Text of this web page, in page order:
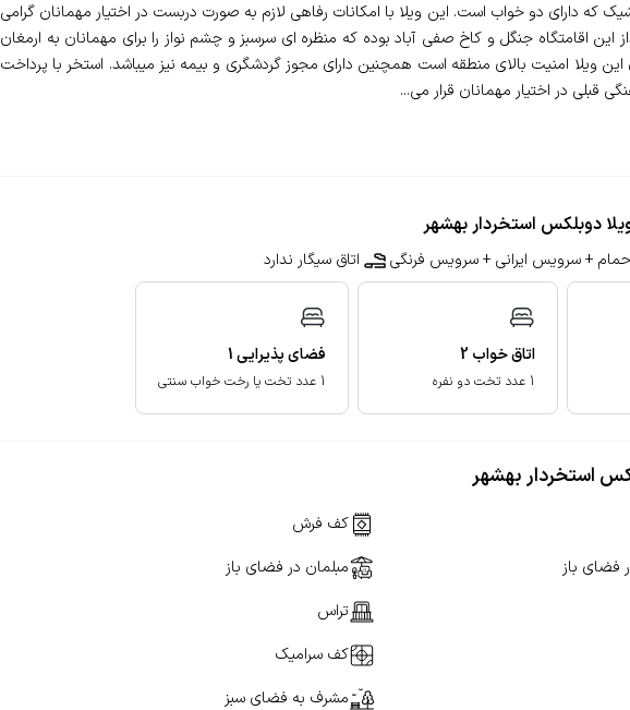
که دارای دو خواب است. این ویلا با امکانات رفاهی لازم به صورت دربست در اختیار مهمانان گرامی
این اقامتگاه جنگل و کاخ صفی آباد بوده که منظره ای سرسبز و چشم نواز را برای مهمانان به ارمغان
ویلا امنیت بالای منطقه است همچنین دارای مجوز گردشگری و بیمه نیز میباشد. استخر با پرداخت
قبلی در اختیار مهمانان قرار می...
دوبلکس استخردار بهشهر
حمام + سرویس ایرانی + سرویس فرنگی اتاق سیگار ندارد
اتاق خواب 2
1 عدد تخت دو نفره
فضای پذیرایی1
1 عدد تخت یا رخت خواب سنتی
استخردار بهشهر
کف فرش
فضای باز
مبلمان در فضای باز
تراس
کف سرامیک
مشرف به فضای سبز